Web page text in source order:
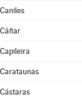
Caniles
Cáñar
Capileira
Carataunas
Cástaras